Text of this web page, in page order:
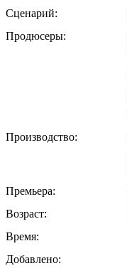
Сценарий:
Продюсеры:
Производство:
Премьера:
Возраст:
Время:
Добавлено: